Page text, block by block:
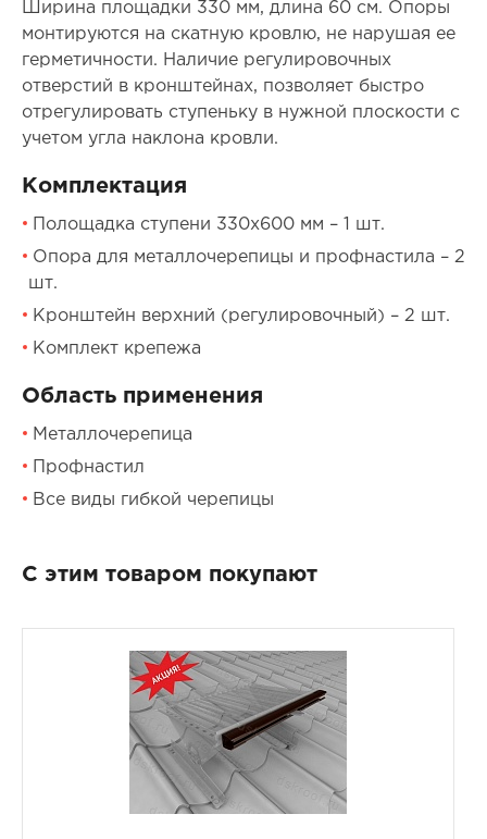
Ширина площадки 330 мм, длина 60 см. Опоры
монтируются на скатную кровлю, не нарушая ее
герметичности. Наличие регулировочных
отверстий в кронштейнах, позволяет быстро
отрегулировать ступеньку в нужной плоскости с
учетом угла наклона кровли.
Комплектация
Полощадка ступени 330х600 мм – 1 шт.
Опора для металлочерепицы и профнастила – 2
шт.
Кронштейн верхний (регулировочный) – 2 шт.
Комплект крепежа
Область применения
Металлочерепица
Профнастил
Все виды гибкой черепицы
С этим товаром покупают